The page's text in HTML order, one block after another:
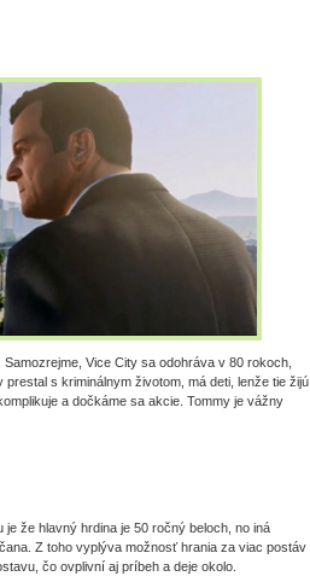
Vice City sa odohráva v 80 rokoch,
s kriminálnym životom, má deti, lenže tie žijú
a dočkáme sa akcie. Tommy je vážny
že hlavný hrdina je 50 ročný beloch, no iná
Z toho vyplýva možnosť hrania za viac postáv
čo ovplivní aj príbeh a deje okolo.